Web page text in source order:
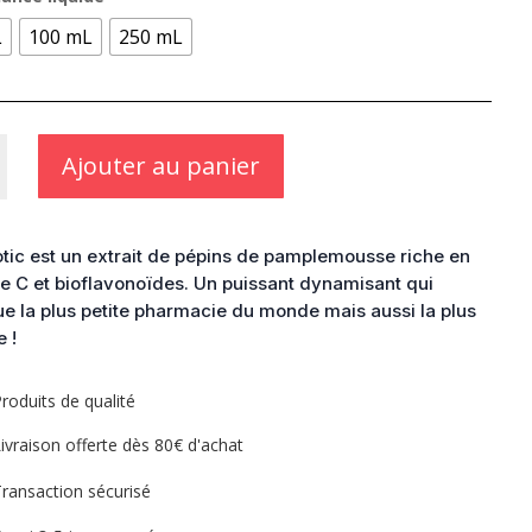
100 mL 250 mL
Ajouter au panier
est un extrait de pépins de pamplemousse riche en
C et bioflavonoïdes. Un puissant dynamisant qui
la plus petite pharmacie du monde mais aussi la plus
!
de qualité
offerte dès 80€ d'achat
sécurisé